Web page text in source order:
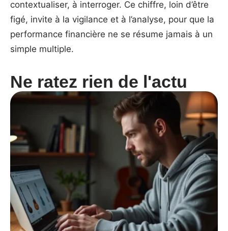
contextualiser, à interroger. Ce chiffre, loin d’être
figé, invite à la vigilance et à l’analyse, pour que la
performance financière ne se résume jamais à un
simple multiple.
Ne ratez rien de l'actu